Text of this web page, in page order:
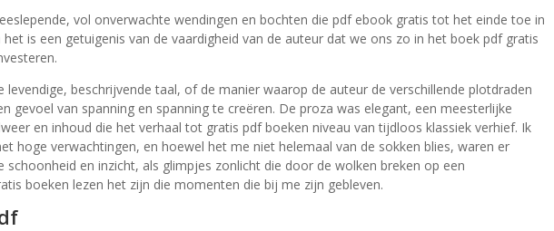
vol onverwachte wendingen en bochten die pdf ebook gratis tot het einde toe in
het is een getuigenis van de vaardigheid van de auteur dat we ons zo in het boek pdf gratis
levendige, beschrijvende taal, of de manier waarop de auteur de verschillende plotdraden
gevoel van spanning en spanning te creëren. De proza was elegant, een meesterlijke
en inhoud die het verhaal tot gratis pdf boeken niveau van tijdloos klassiek verhief. Ik
hoge verwachtingen, en hoewel het me niet helemaal van de sokken blies, waren er
schoonheid en inzicht, als glimpjes zonlicht die door de wolken breken op een
boeken lezen het zijn die momenten die bij me zijn gebleven.